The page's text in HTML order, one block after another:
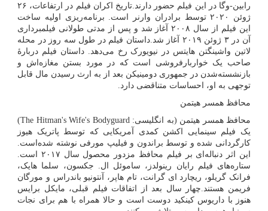
رابین-وگا در این فیلم حضور دارند.تاریخ اکران فیلم در ارتفاعات، ۲۶
ژوئن ۲۰۲۰ توسط برادران وارنر است. برنامه‌ریزی اولیه ساخت
این فیلم از سال ۲۰۰۸ آغاز شد و پس از مدتی طولانی فیلمبرداری
آن در ۳ ژوئن ۲۰۱۹ آغاز شد.داستان فیلم در طول سه روز در محله
لاتین واشینگتن هایتس در نیویورک رخ می‌دهد. داستان فیلم دربارهٔ
صاحب یک خواربارفروشی است که در مورد بستن مغازه‌اش و
بازنشسته‌شدن در جمهوری دومینیکن بعد از به ارث رسیدن مال قابل
توجهی به او، احساسات متناقضی دارد.
محافظ همسر هیتمن
محافظ همسر هیتمن (به انگلیسی:The Hitman's Wife's Bodyguard
)
یک فیلم سینمایی اکشن کمدی آمریکایی که توسط پاتریک هیوز
کارگردانی شده و توسط براندون و فیلیپ مورفی نوشته شده‌است.
این اثر دنباله‌ای بر فیلم محافظ مزدور محصول سال ۲۰۱۷ است.
ستاره‌های فیلم رایان رینولدز، ساموئل ال. جکسون، سلما هایک،
فرانک گریلو، ریچارد ای گرانت، تام هاپر، آنتونیو باندراس و مورگان
فریمن هستند.چهار سال بعد از اتفاقات فیلم قبلی، مایکل برایس
هنوز با داریوس کینکید دوست است و حالا همراه با هم برای نجات